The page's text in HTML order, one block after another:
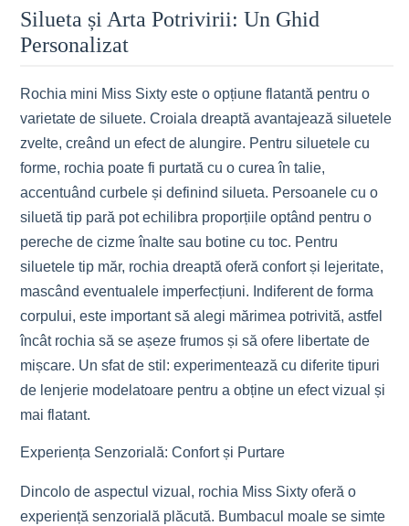
Silueta și Arta Potrivirii: Un Ghid
Personalizat
Rochia mini Miss Sixty este o opțiune flatantă pentru o
varietate de siluete. Croiala dreaptă avantajează siluetele
zvelte, creând un efect de alungire. Pentru siluetele cu
forme, rochia poate fi purtată cu o curea în talie,
accentuând curbele și definind silueta. Persoanele cu o
siluetă tip pară pot echilibra proporțiile optând pentru o
pereche de cizme înalte sau botine cu toc. Pentru
siluetele tip măr, rochia dreaptă oferă confort și lejeritate,
mascând eventualele imperfecțiuni. Indiferent de forma
corpului, este important să alegi mărimea potrivită, astfel
încât rochia să se așeze frumos și să ofere libertate de
mișcare. Un sfat de stil: experimentează cu diferite tipuri
de lenjerie modelatoare pentru a obține un efect vizual și
mai flatant.
Experiența Senzorială: Confort și Purtare
Dincolo de aspectul vizual, rochia Miss Sixty oferă o
experiență senzorială plăcută. Bumbacul moale se simte